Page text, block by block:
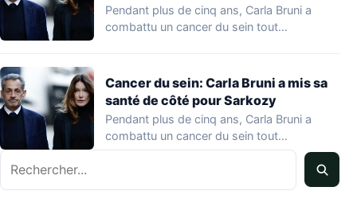
Pendant plus de cinq ans, Carla Bruni a
combattu un cancer du sein tout…
Cancer du sein: Carla Bruni a mis sa
santé de côté pour Sarkozy
Pendant plus de cinq ans, Carla Bruni a
combattu un cancer du sein tout…
Rechercher